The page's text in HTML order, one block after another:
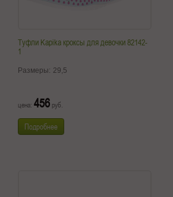
Туфли Kapika кроксы для девочки 82142-
1
Размеры: 29,5
цена: 456 руб.
Подробнее